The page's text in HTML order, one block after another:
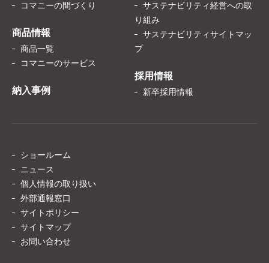
コマニーの間づくり
商品情報
商品一覧
コマニーのサービス
納入事例
サステナビリティ経営への取
り組み
サステナビリティサイトマッ
プ
採用情報
新卒採用情報
ショールーム
ニュース
個人情報の取り扱い
外部通報窓口
サイトポリシー
サイトマップ
お問い合わせ